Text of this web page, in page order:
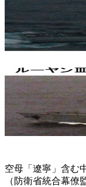
空母「遼寧」含む
（防衛省統合幕僚